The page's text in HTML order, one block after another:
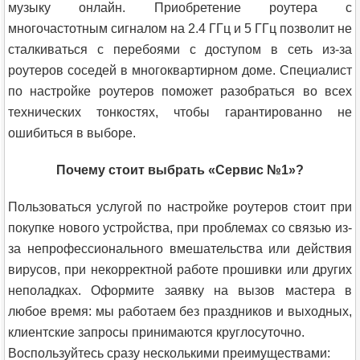
музыку онлайн. Приобретение роутера с
многочастотным сигналом на 2.4 ГГц и 5 ГГц позволит не
сталкиваться с перебоями с доступом в сеть из-за
роутеров соседей в многоквартирном доме. Специалист
по настройке роутеров поможет разобраться во всех
технических тонкостях, чтобы гарантированно не
ошибиться в выборе.
Почему стоит выбрать «Сервис №1»?
Пользоваться услугой по настройке роутеров стоит при
покупке нового устройства, при проблемах со связью из-
за непрофессионального вмешательства или действия
вирусов, при некорректной работе прошивки или других
неполадках. Оформите заявку на вызов мастера в
любое время: мы работаем без праздников и выходных,
клиентские запросы принимаются круглосуточно.
Воспользуйтесь сразу несколькими преимуществами: